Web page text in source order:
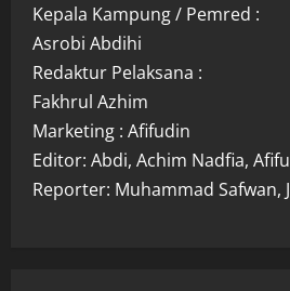
Kepala Kampung / Pemred :
Asrobi Abdihi
Redaktur Pelaksana :
Fakhrul Azhim
Marketing : Afifudin
Editor: Abdi, Achim Nadfia,
Reporter: Muhammad Safwan,